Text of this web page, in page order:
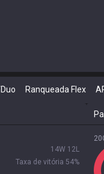
Ranqueada Flex
14W 12L
Taxa de vitória 54%